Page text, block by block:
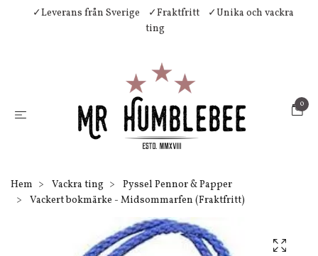
✓Leverans från Sverige ✓Fraktfritt
✓Unika och vackra
ting
0
Hem Vackra ting
Pyssel Pennor & Papper
Vackert bokmärke - Midsommarfen (Fraktfritt)